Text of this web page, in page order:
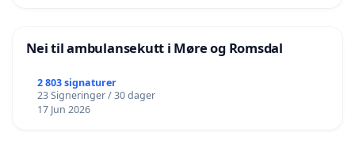
Nei til ambulansekutt i Møre og Romsdal
2 803 signaturer
23 Signeringer / 30 dager
17 Jun 2026